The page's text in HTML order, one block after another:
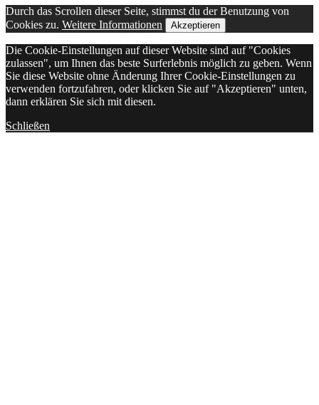
Durch das Scrollen dieser Seite, stimmst du der Benutzung von
Cookies zu. Weitere Informationen Akzeptieren
Die Cookie-Einstellungen auf dieser Website sind auf "Cookies
zulassen", um Ihnen das beste Surferlebnis möglich zu geben. Wenn
Sie diese Website ohne Änderung Ihrer Cookie-Einstellungen zu
verwenden fortzufahren, oder klicken Sie auf "Akzeptieren" unten,
dann erklären Sie sich mit diesen.
Schließen